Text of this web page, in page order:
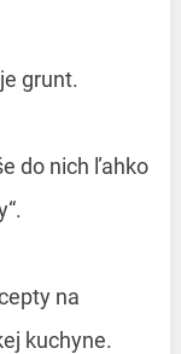
grunt.
do nich ľahko
na
kuchyne.